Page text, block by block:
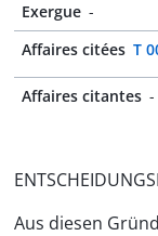
Exergue -
Affaires citées T
Affaires citantes -
Aus diesen